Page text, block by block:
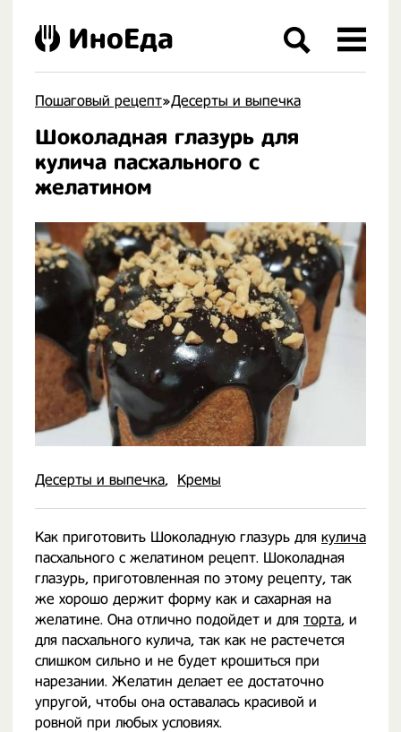
Пошаговый рецепт»Десерты и выпечка
Шоколадная глазурь для
кулича пасхального с
желатином
Десерты и выпечка Кремы
Как приготовить Шоколадную глазурь для кулича
пасхального с желатином рецепт. Шоколадная
глазурь, приготовленная по этому рецепту, так
же хорошо держит форму как и сахарная на
желатине. Она отлично подойдет и для торта, и
для пасхального кулича, так как не растечется
слишком сильно и не будет крошиться при
нарезании. Желатин делает ее достаточно
упругой, чтобы она оставалась красивой и
ровной при любых условиях.
ИноЕда